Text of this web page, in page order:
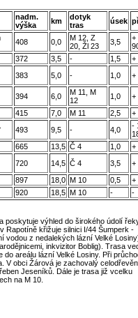
nadm.
výška
km
dotyk
tras
úsek
408 0,0
M 12, Z
20, Žl 23
3,5
+
372 3,5 - 1,5
+
383 5,0 - 1,0
+
394 6,0
M 11, M
12
1,0
+
415 7,0 M 11 2,5
+
493 9,5 - 4,0
-
665 13,5 Č 4 1,0
+
720 14,5 Č 4 3,5
+
897 18,0 M 10 0,5
+
920 18,5 M 10 - -
poskytuje výhled do širokého údolí
Rapotíně křižuje silnici I/44 Šumperk -
vodou z nedalekých lázní Velké
inkvizitor Boblig). Trasa
areálu lázní Velké Losiny. Při
V obci Žárová je zachovalý
Jeseníků. Dále je trasa již vcelku
na M 10.